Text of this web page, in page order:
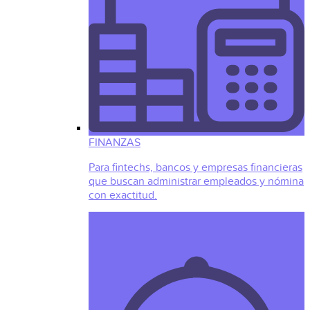
FINANZAS
Para fintechs, bancos y empresas financieras
que buscan administrar empleados y nómina
con exactitud.